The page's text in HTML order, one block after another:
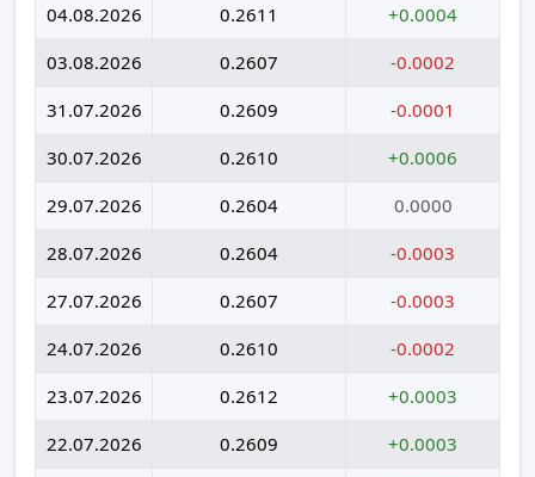
04.08.2026
0.2611
+0.0004
03.08.2026
0.2607
-0.0002
31.07.2026
0.2609
-0.0001
30.07.2026
0.2610
+0.0006
29.07.2026
0.2604
0.0000
28.07.2026
0.2604
-0.0003
27.07.2026
0.2607
-0.0003
24.07.2026
0.2610
-0.0002
23.07.2026
0.2612
+0.0003
22.07.2026
0.2609
+0.0003